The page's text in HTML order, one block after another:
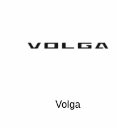
Volga